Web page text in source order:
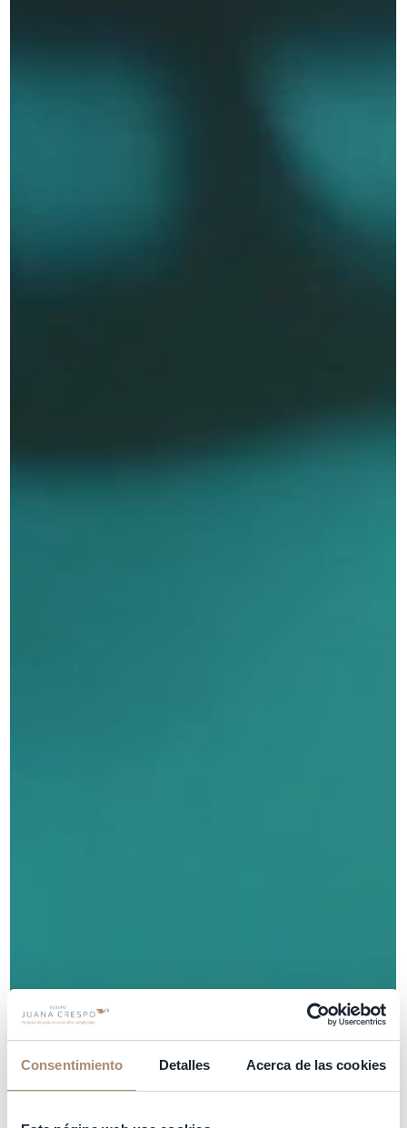
Consentimiento Detalles Acerca de las cookies